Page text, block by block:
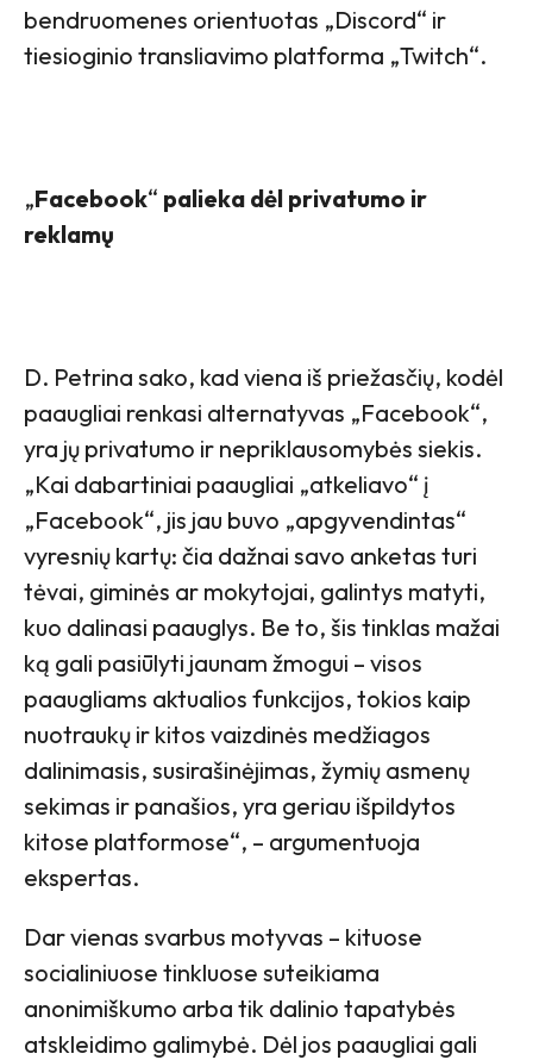
bendruomenes orientuotas „Discord“ ir
tiesioginio transliavimo platforma „Twitch“.
„Facebook“ palieka dėl privatumo ir
reklamų
D. Petrina sako, kad viena iš priežasčių, kodėl
paaugliai renkasi alternatyvas „Facebook“,
yra jų privatumo ir nepriklausomybės siekis.
„Kai dabartiniai paaugliai „atkeliavo“ į
„Facebook“, jis jau buvo „apgyvendintas“
vyresnių kartų: čia dažnai savo anketas turi
tėvai, giminės ar mokytojai, galintys matyti,
kuo dalinasi paauglys. Be to, šis tinklas mažai
ką gali pasiūlyti jaunam žmogui – visos
paaugliams aktualios funkcijos, tokios kaip
nuotraukų ir kitos vaizdinės medžiagos
dalinimasis, susirašinėjimas, žymių asmenų
sekimas ir panašios, yra geriau išpildytos
kitose platformose“, – argumentuoja
ekspertas.
Dar vienas svarbus motyvas – kituose
socialiniuose tinkluose suteikiama
anonimiškumo arba tik dalinio tapatybės
atskleidimo galimybė. Dėl jos paaugliai gali